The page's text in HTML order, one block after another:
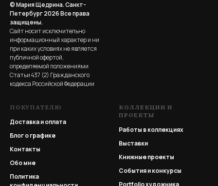
© Мария Щедрина. Санкт-
Петербург 2026Все права
защищены.
Сайт носит исключительно
информационный характер и ни
при каких условиях не является
публичной офертой,
определяемой положениями
Статьи 437 (2) Гражданского
кодекса Российской Федерации
ПОКУПАТЕЛЮ
Доставка и оплата
Блог о графике
Контакты
Обо мне
Политика
КОЛЛЕКЦИИ И
ПРОЕКТЫ
Работы в коллекциях
Выставки
Книжные проекты
События и конкурсы